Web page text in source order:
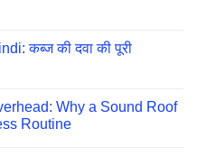
कब्ज की दवा की पूरी
Why a Sound Roof
Routine